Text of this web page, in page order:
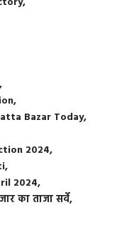
Bazar Today
2024
2024
का ताजा सर्वे